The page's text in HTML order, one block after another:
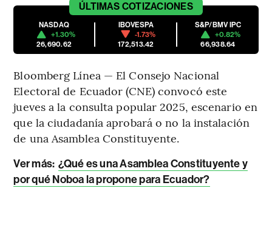
ÚLTIMAS COTIZACIONES
NASDAQ
+1.30%
26,690.62
IBOVESPA
-1.73%
172,513.42
S&P/BMV IPC
+0.82%
66,938.64
Bloomberg Línea — El Consejo Nacional
Electoral de Ecuador (CNE) convocó este
jueves a la consulta popular 2025, escenario en
que la ciudadanía aprobará o no la instalación
de una Asamblea Constituyente.
Ver más: ¿Qué es una Asamblea Constituyente y
por qué Noboa la propone para Ecuador?